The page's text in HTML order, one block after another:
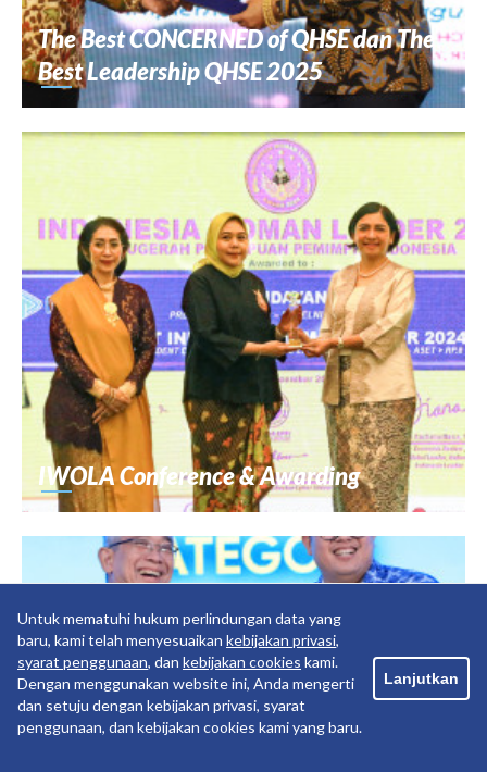
The Best CONCERNED of QHSE dan The
Best Leadership QHSE 2025
IWOLA Conference & Awarding
Untuk mematuhi hukum perlindungan data yang
baru, kami telah menyesuaikan kebijakan privasi,
syarat penggunaan, dan kebijakan cookies kami.
Dengan menggunakan website ini, Anda mengerti
dan setuju dengan kebijakan privasi, syarat
penggunaan, dan kebijakan cookies kami yang baru.
Lanjutkan